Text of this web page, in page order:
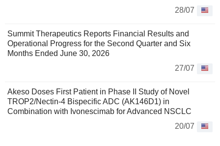
28/07
Summit Therapeutics Reports Financial Results and
Operational Progress for the Second Quarter and Six
Months Ended June 30, 2026
27/07
Akeso Doses First Patient in Phase II Study of Novel
TROP2/Nectin-4 Bispecific ADC (AK146D1) in
Combination with Ivonescimab for Advanced NSCLC
20/07